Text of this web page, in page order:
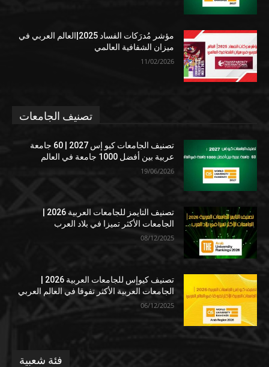
مؤشر مُدرَكات الفساد 2025|العالم العربي في
ميزان الشفافية العالمي
11/02/2026
تصنيف الجامعات
تصنيف الجامعات كيو إس 2027 | 60 جامعة
عربية بين أفضل 1000 جامعة في العالم
19/06/2026
الجامعات الأكثر تميزا في بلاد العرب
08/12/2025
الجامعات العربية الأكثر تفوقا في العالم العربي
06/12/2025
فئة شعبية